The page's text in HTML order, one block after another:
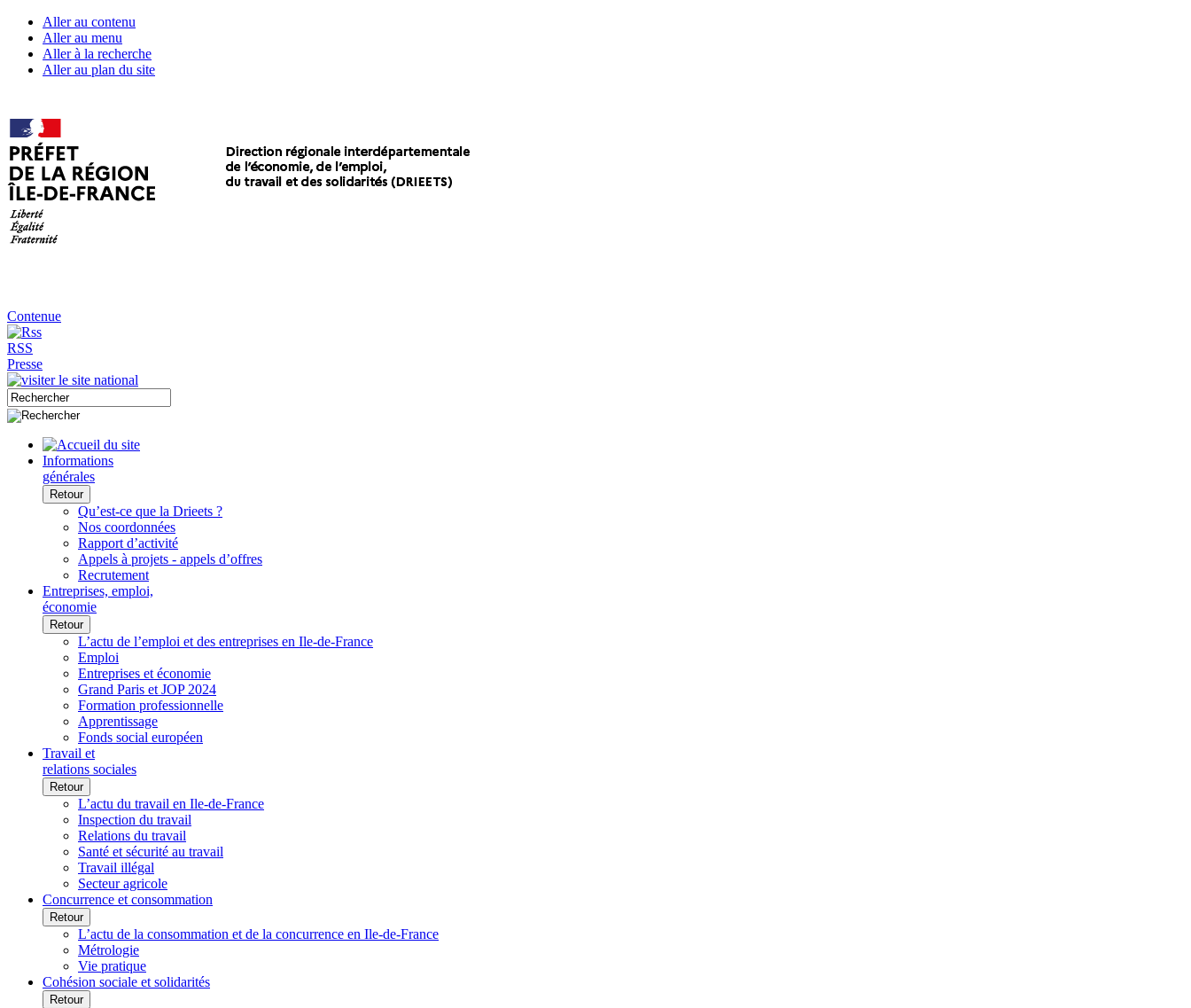
Aller au contenu
Aller au menu
Aller à la recherche
Aller au plan du site
Contenue
RSS
Presse
Informations
générales
Retour
Qu’est-ce que la Drieets ?
Nos coordonnées
Rapport d’activité
Appels à projets - appels d’offres
Recrutement
Entreprises, emploi,
économie
Retour
L’actu de l’emploi et des entreprises en Ile-de-France
Emploi
Entreprises et économie
Grand Paris et JOP 2024
Formation professionnelle
Apprentissage
Fonds social européen
Travail et
relations sociales
Retour
L’actu du travail en Ile-de-France
Inspection du travail
Relations du travail
Santé et sécurité au travail
Travail illégal
Secteur agricole
Concurrence et consommation
Retour
L’actu de la consommation et de la concurrence en Ile-de-France
Métrologie
Vie pratique
Cohésion sociale et solidarités
Retour